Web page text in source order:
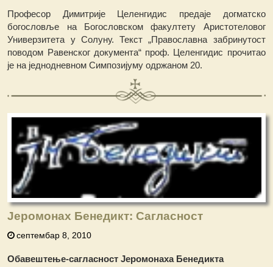
Професор Димитрије Целенгидис предаје догматско
богословље на Богословском факултету Аристотеловог
Универзитета у Солуну. Текст „Православна забринутост
поводом Равенског документа“ проф. Целенгидис прочитао
је на једнодневном Симпозијуму одржаном 20.
Јеромонах Бенедикт: Сагласност
септембар 8, 2010
Обавештење-сагласност Јеромонаха Бенедикта